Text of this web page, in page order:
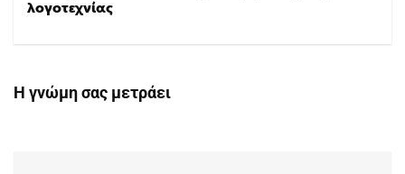
λογοτεχνίας
Η γνώμη σας μετράει